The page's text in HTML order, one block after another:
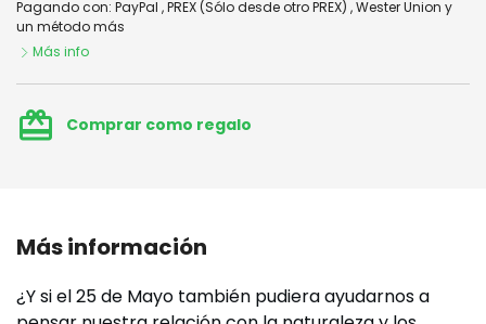
Pagando con: PayPal ,PREX (Sólo desde otro PREX) ,Wester Union y
un método más
Más info
card_giftcard Comprar como regalo
Más información
¿Y si el 25 de Mayo también pudiera ayudarnos a